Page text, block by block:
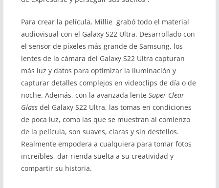
Para crear la película, Millie grabó todo el material
audiovisual con el Galaxy S22 Ultra. Desarrollado con
el sensor de píxeles más grande de Samsung, los
lentes de la cámara del Galaxy S22 Ultra capturan
más luz y datos para optimizar la iluminación y
capturar detalles complejos en videoclips de día o de
noche. Además, con la avanzada lente Super Clear
Glassdel Galaxy S22 Ultra, las tomas en condiciones
de poca luz, como las que se muestran al comienzo
de la película, son suaves, claras y sin destellos.
Realmente empodera a cualquiera para tomar fotos
increíbles, dar rienda suelta a su creatividad y
compartir su historia.